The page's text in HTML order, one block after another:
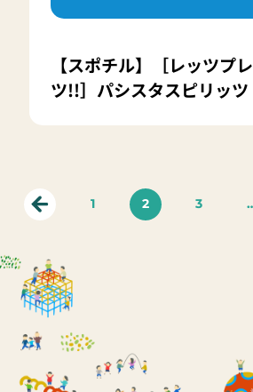
【スポチル】［レッツプ
ツ!!］パシスタスピリッ
1 2 3